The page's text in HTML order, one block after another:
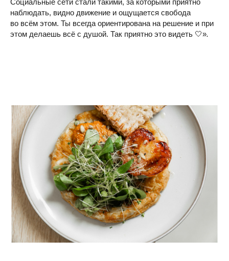
Социальные сети стали такими, за которыми приятно
наблюдать, видно движение и ощущается свобода
во всём этом. Ты всегда ориентирована на решение и при
этом делаешь всё с душой. Так приятно это видеть 🤍».